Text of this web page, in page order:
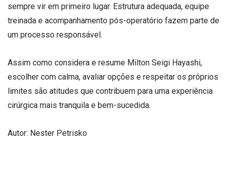
sempre vir em primeiro lugar. Estrutura adequada, equipe
treinada e acompanhamento pós-operatório fazem parte de
um processo responsável.
Assim como considera e resume Milton Seigi Hayashi,
escolher com calma, avaliar opções e respeitar os próprios
limites são atitudes que contribuem para uma experiência
cirúrgica mais tranquila e bem-sucedida.
Autor: Nester Petrisko